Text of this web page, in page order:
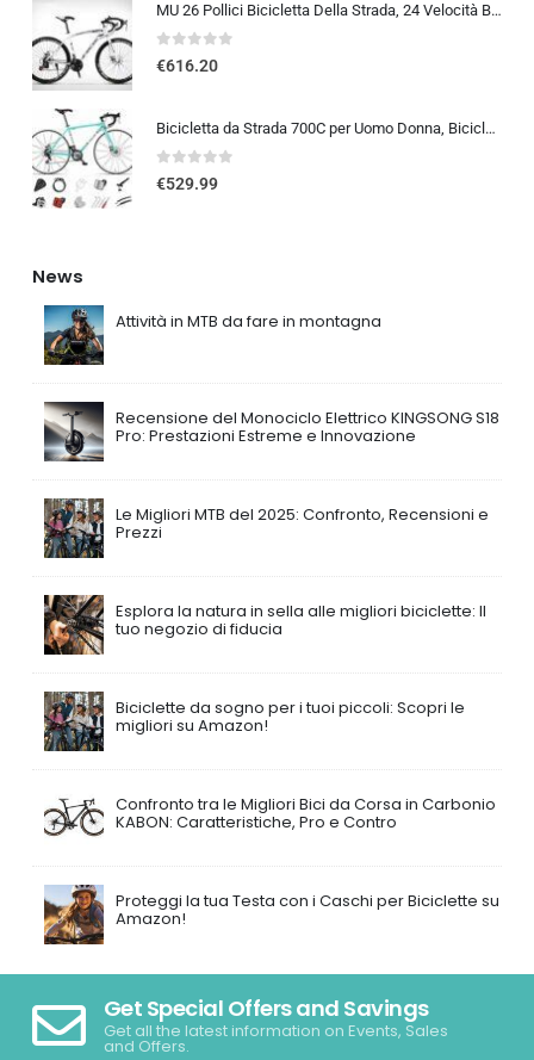
MU 26 Pollici Bicicletta Della Strada, 24 Velocità Bici, Doppio Disco Freno, Acciaio Al Carbonio Telaio, Strada Biciclette…
0out of 5
€616.20
Bicicletta da Strada 700C per Uomo Donna, Bicicletta da Corsa con Freno a Disco 24/27/30 velocità, Telaio in Acciaio ad Al…
0out of 5
€529.99
News
Attività in MTB da fare in montagna
Recensione del Monociclo Elettrico KINGSONG S18
Pro: Prestazioni Estreme e Innovazione
Le Migliori MTB del 2025: Confronto, Recensioni e
Prezzi
Esplora la natura in sella alle migliori biciclette: Il
tuo negozio di fiducia
Biciclette da sogno per i tuoi piccoli: Scopri le
migliori su Amazon!
Confronto tra le Migliori Bici da Corsa in Carbonio
KABON: Caratteristiche, Pro e Contro
Proteggi la tua Testa con i Caschi per Biciclette su
Amazon!
Get Special Offers and Savings
Get all the latest information on Events, Sales
and Offers.